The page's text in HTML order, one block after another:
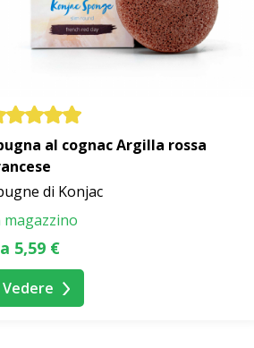
al cognac Argilla rossa
di Konjac
magazzino
5,59 €
Vedere